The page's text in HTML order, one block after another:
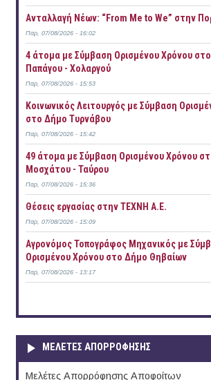
Ανταλλαγή Νέων: “From Me to We” στην
Παρ, 07/08/2026 - 16:02
4 άτομα με Σύμβαση Ορισμένου Χρόνου
Παπάγου - Χολαργού
Παρ, 07/08/2026 - 15:53
Κοινωνικός Λειτουργός με Σύμβαση
στο Δήμο Τυρνάβου
Παρ, 07/08/2026 - 15:42
49 άτομα με Σύμβαση Ορισμένου Χρόνου
Μοσχάτου - Ταύρου
Παρ, 07/08/2026 - 15:36
Θέσεις εργασίας στην ΤΕΧΝΗ Α.Ε.
Παρ, 07/08/2026 - 15:09
Αγρονόμος Τοπογράφος Μηχανικός με
Ορισμένου Χρόνου στο Δήμο Θηβαίων
Παρ, 07/08/2026 - 13:17
ΜΕΛΕΤΕΣ ΑΠΟΡΡΟΦΗΣΗΣ
Μελέτες Απορρόφησης Αποφοίτων